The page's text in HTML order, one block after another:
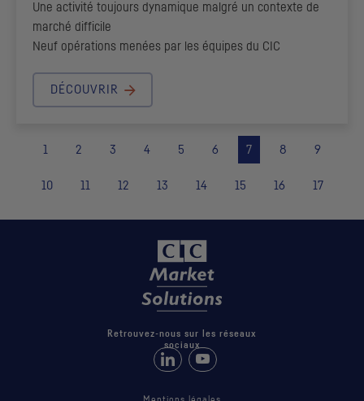
Une activité toujours dynamique malgré un contexte de
marché difficile
Neuf opérations menées par les équipes du CIC
DÉCOUVRIR
1 2 3 4 5 6 7 8 9
10 11 12 13 14 15 16 17
Retrouvez-nous sur les réseaux
sociaux
Retrouvez-nous sur LinkedIn
Suivez-nous sur Youtube